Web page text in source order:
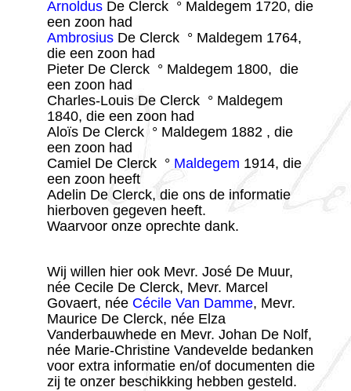
ArnoldusDe Clerck ° Maldegem 1720, die
een zoon had
AmbrosiusDe Clerck ° Maldegem 1764,
die een zoon had
Pieter De Clerck ° Maldegem 1800, die
een zoon had
Charles-Louis De Clerck ° Maldegem
1840, die een zoon had
Aloïs De Clerck ° Maldegem 1882 , die
een zoon had
Camiel De Clerck ° Maldegem 1914, die
een zoon heeft
Adelin De Clerck, die ons de informatie
hierboven gegeven heeft.
Waarvoor onze oprechte dank.
Wij willen hier ook Mevr. José De Muur,
née Cecile De Clerck, Mevr. Marcel
Govaert, née Cécile Van Damme, Mevr.
Maurice De Clerck, née Elza
Vanderbauwhede en Mevr. Johan De Nolf,
née Marie-Christine Vandevelde bedanken
voor extra informatie en/of documenten die
zij te onzer beschikking hebben gesteld.